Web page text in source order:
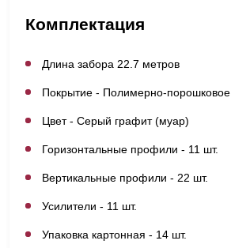
Комплектация
Длина забора 22.7 метров
Покрытие - Полимерно-порошковое
Цвет - Серый графит (муар)
Горизонтальные профили - 11 шт.
Вертикальные профили - 22 шт.
Усилители - 11 шт.
Упаковка картонная - 14 шт.